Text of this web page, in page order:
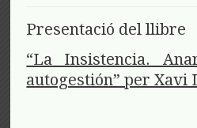
Presentació del llibre
“La Insistencia.
autogestión” per Xavi